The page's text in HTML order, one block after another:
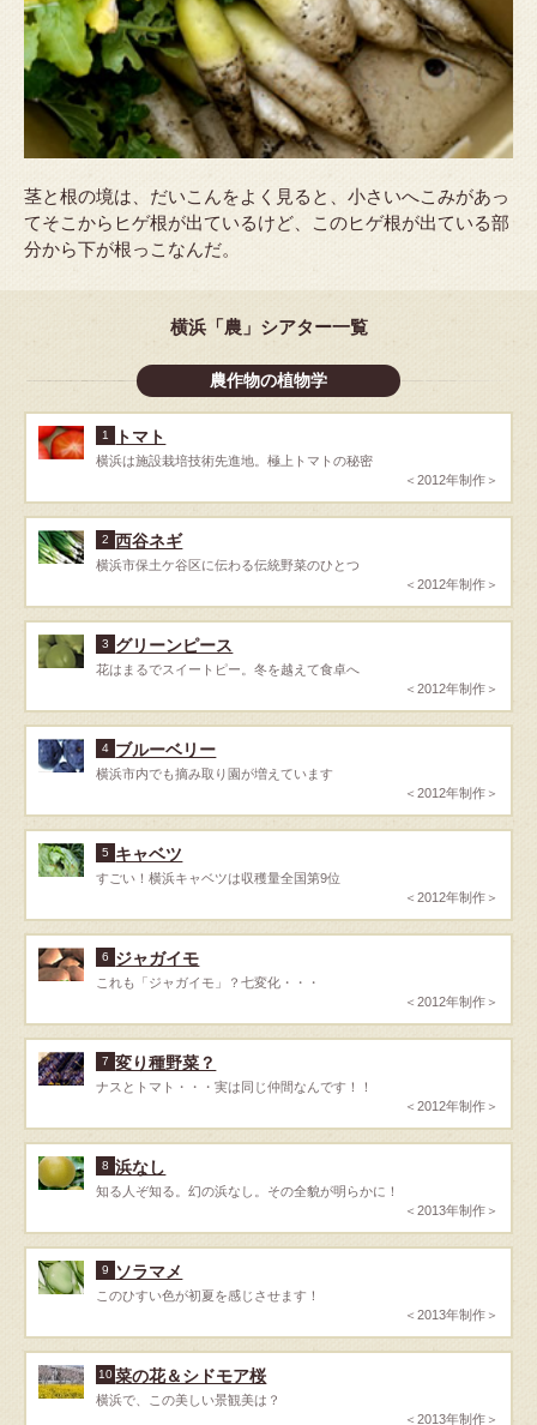
茎と根の境は、だいこんをよく見ると、小さいへこみがあっ
てそこからヒゲ根が出ているけど、このヒゲ根が出ている部
分から下が根っこなんだ。
横浜「農」シアター一覧
農作物の植物学
1 トマト
横浜は施設栽培技術先進地。極上トマトの秘密
＜2012年制作＞
2 西谷ネギ
横浜市保土ケ谷区に伝わる伝統野菜のひとつ
＜2012年制作＞
3 グリーンピース
花はまるでスイートピー。冬を越えて食卓へ
＜2012年制作＞
4 ブルーベリー
横浜市内でも摘み取り園が増えています
＜2012年制作＞
5 キャベツ
すごい！横浜キャベツは収穫量全国第9位
＜2012年制作＞
6 ジャガイモ
これも「ジャガイモ」？七変化・・・
＜2012年制作＞
7 変り種野菜？
ナスとトマト・・・実は同じ仲間なんです！！
＜2012年制作＞
8 浜なし
知る人ぞ知る。幻の浜なし。その全貌が明らかに！
＜2013年制作＞
9 ソラマメ
このひすい色が初夏を感じさせます！
＜2013年制作＞
10 菜の花＆シドモア桜
横浜で、この美しい景観美は？
＜2013年制作＞